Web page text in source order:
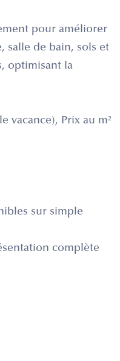
pour améliorer
salle de bain, sols et
optimisant la
vacance), Prix au m²
sur simple
complète